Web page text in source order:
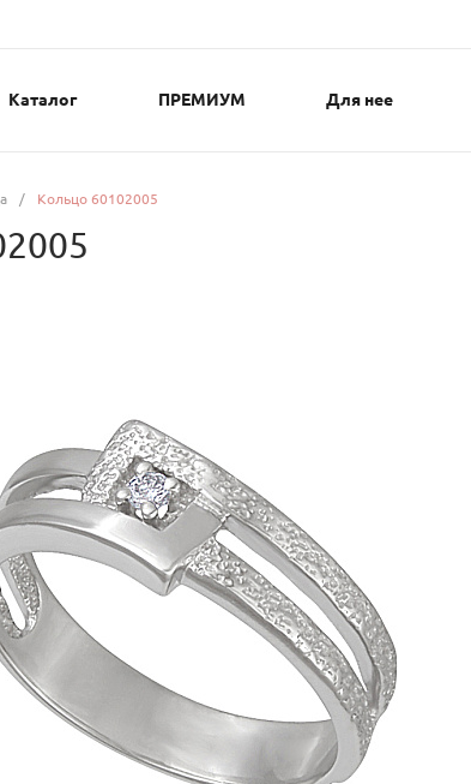
Каталог ПРЕМИУМ Для нее
/ Кольцо 60102005
товара Размер Вес